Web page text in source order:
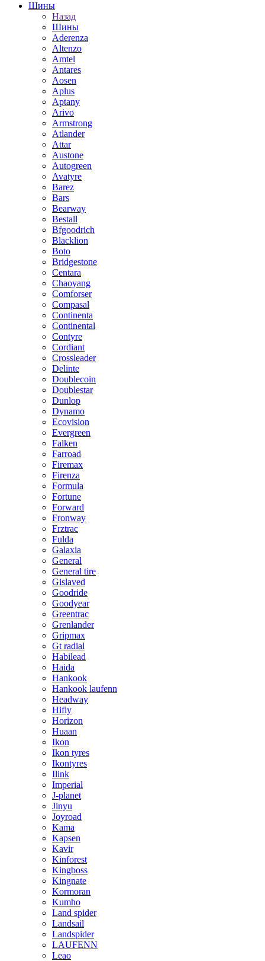
Шины
Назад
Шины
Aderenza
Altenzo
Amtel
Antares
Aosen
Aplus
Aptany
Arivo
Armstrong
Atlander
Attar
Austone
Autogreen
Avatyre
Barez
Bars
Bearway
Bestall
Bfgoodrich
Blacklion
Boto
Bridgestone
Centara
Chaoyang
Comforser
Compasal
Continenta
Continental
Contyre
Cordiant
Crossleader
Delinte
Doublecoin
Doublestar
Dunlop
Dynamo
Ecovision
Evergreen
Falken
Farroad
Firemax
Firenza
Formula
Fortune
Forward
Fronway
Frztrac
Fulda
Galaxia
General
General tire
Gislaved
Goodride
Goodyear
Greentrac
Grenlander
Gripmax
Gt radial
Habilead
Haida
Hankook
Hankook laufenn
Headway
Hifly
Horizon
Huaan
Ikon
Ikon tyres
Ikontyres
Ilink
Imperial
J-planet
Jinyu
Joyroad
Kama
Kapsen
Kavir
Kinforest
Kingboss
Kingnate
Kormoran
Kumho
Land spider
Landsail
Landspider
LAUFENN
Leao